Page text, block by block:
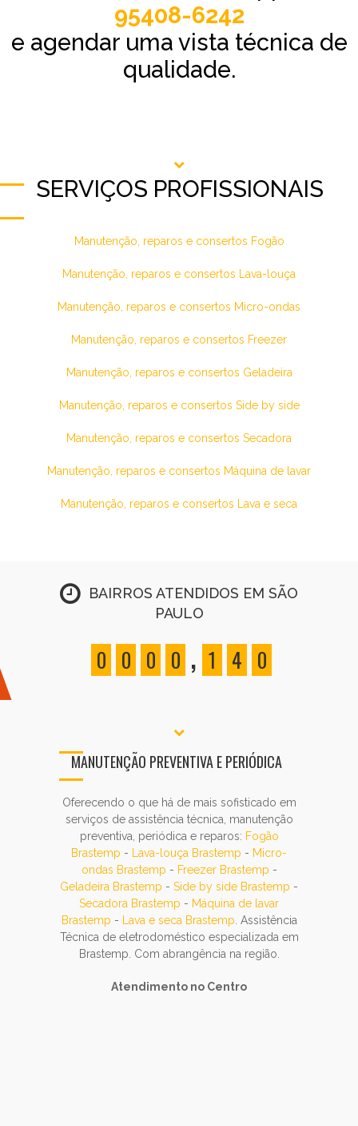
95408-6242
e agendar uma vista técnica de
qualidade.
SERVIÇOS PROFISSIONAIS
Manutenção, reparos e consertos Fogão
Manutenção, reparos e consertos Lava-louça
Manutenção, reparos e consertos Micro-ondas
Manutenção, reparos e consertos Freezer
Manutenção, reparos e consertos Geladeira
Manutenção, reparos e consertos Side by side
Manutenção, reparos e consertos Secadora
Manutenção, reparos e consertos Máquina de lavar
Manutenção, reparos e consertos Lava e seca
BAIRROS ATENDIDOS EM SÃO
PAULO
0 0 0 0 , 1 4 0
MANUTENÇÃO PREVENTIVA E PERIÓDICA
Oferecendo o que há de mais sofisticado em
serviços de assistência técnica, manutenção
preventiva, periódica e reparos: Fogão
Brastemp - Lava-louça Brastemp - Micro-
ondas Brastemp - Freezer Brastemp -
Geladeira Brastemp - Side by side Brastemp -
Secadora Brastemp - Máquina de lavar
Brastemp - Lava e seca Brastemp . Assistência
Técnica de eletrodoméstico especializada em
Brastemp. Com abrangência na região.
Atendimento no Centro